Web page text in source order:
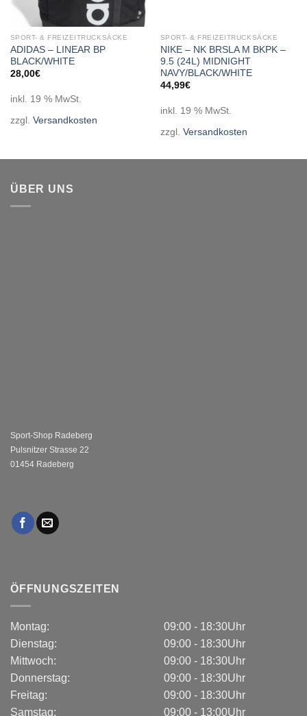
SPORT- & FREIZEITRUCKSÄCKE
ADIDAS – LINEAR BP
BLACK/WHITE
28,00€
inkl. 19 % MwSt.
zzgl. Versandkosten
SPORT- & FREIZEITRUCKSÄCKE
NIKE – NK BRSLA M BKPK –
9.5 (24L) MIDNIGHT
NAVY/BLACK/WHITE
44,99€
inkl. 19 % MwSt.
zzgl. Versandkosten
ÜBER UNS
Sport-Shop Radeberg
Pulsnitzer Strasse 22
01454 Radeberg
ÖFFNUNGSZEITEN
Montag:
Dienstag:
Mittwoch:
Donnerstag:
Freitag:
Samstag:
09:00 - 18:30Uhr
09:00 - 18:30Uhr
09:00 - 18:30Uhr
09:00 - 18:30Uhr
09:00 - 18:30Uhr
09:00 - 13:00Uhr